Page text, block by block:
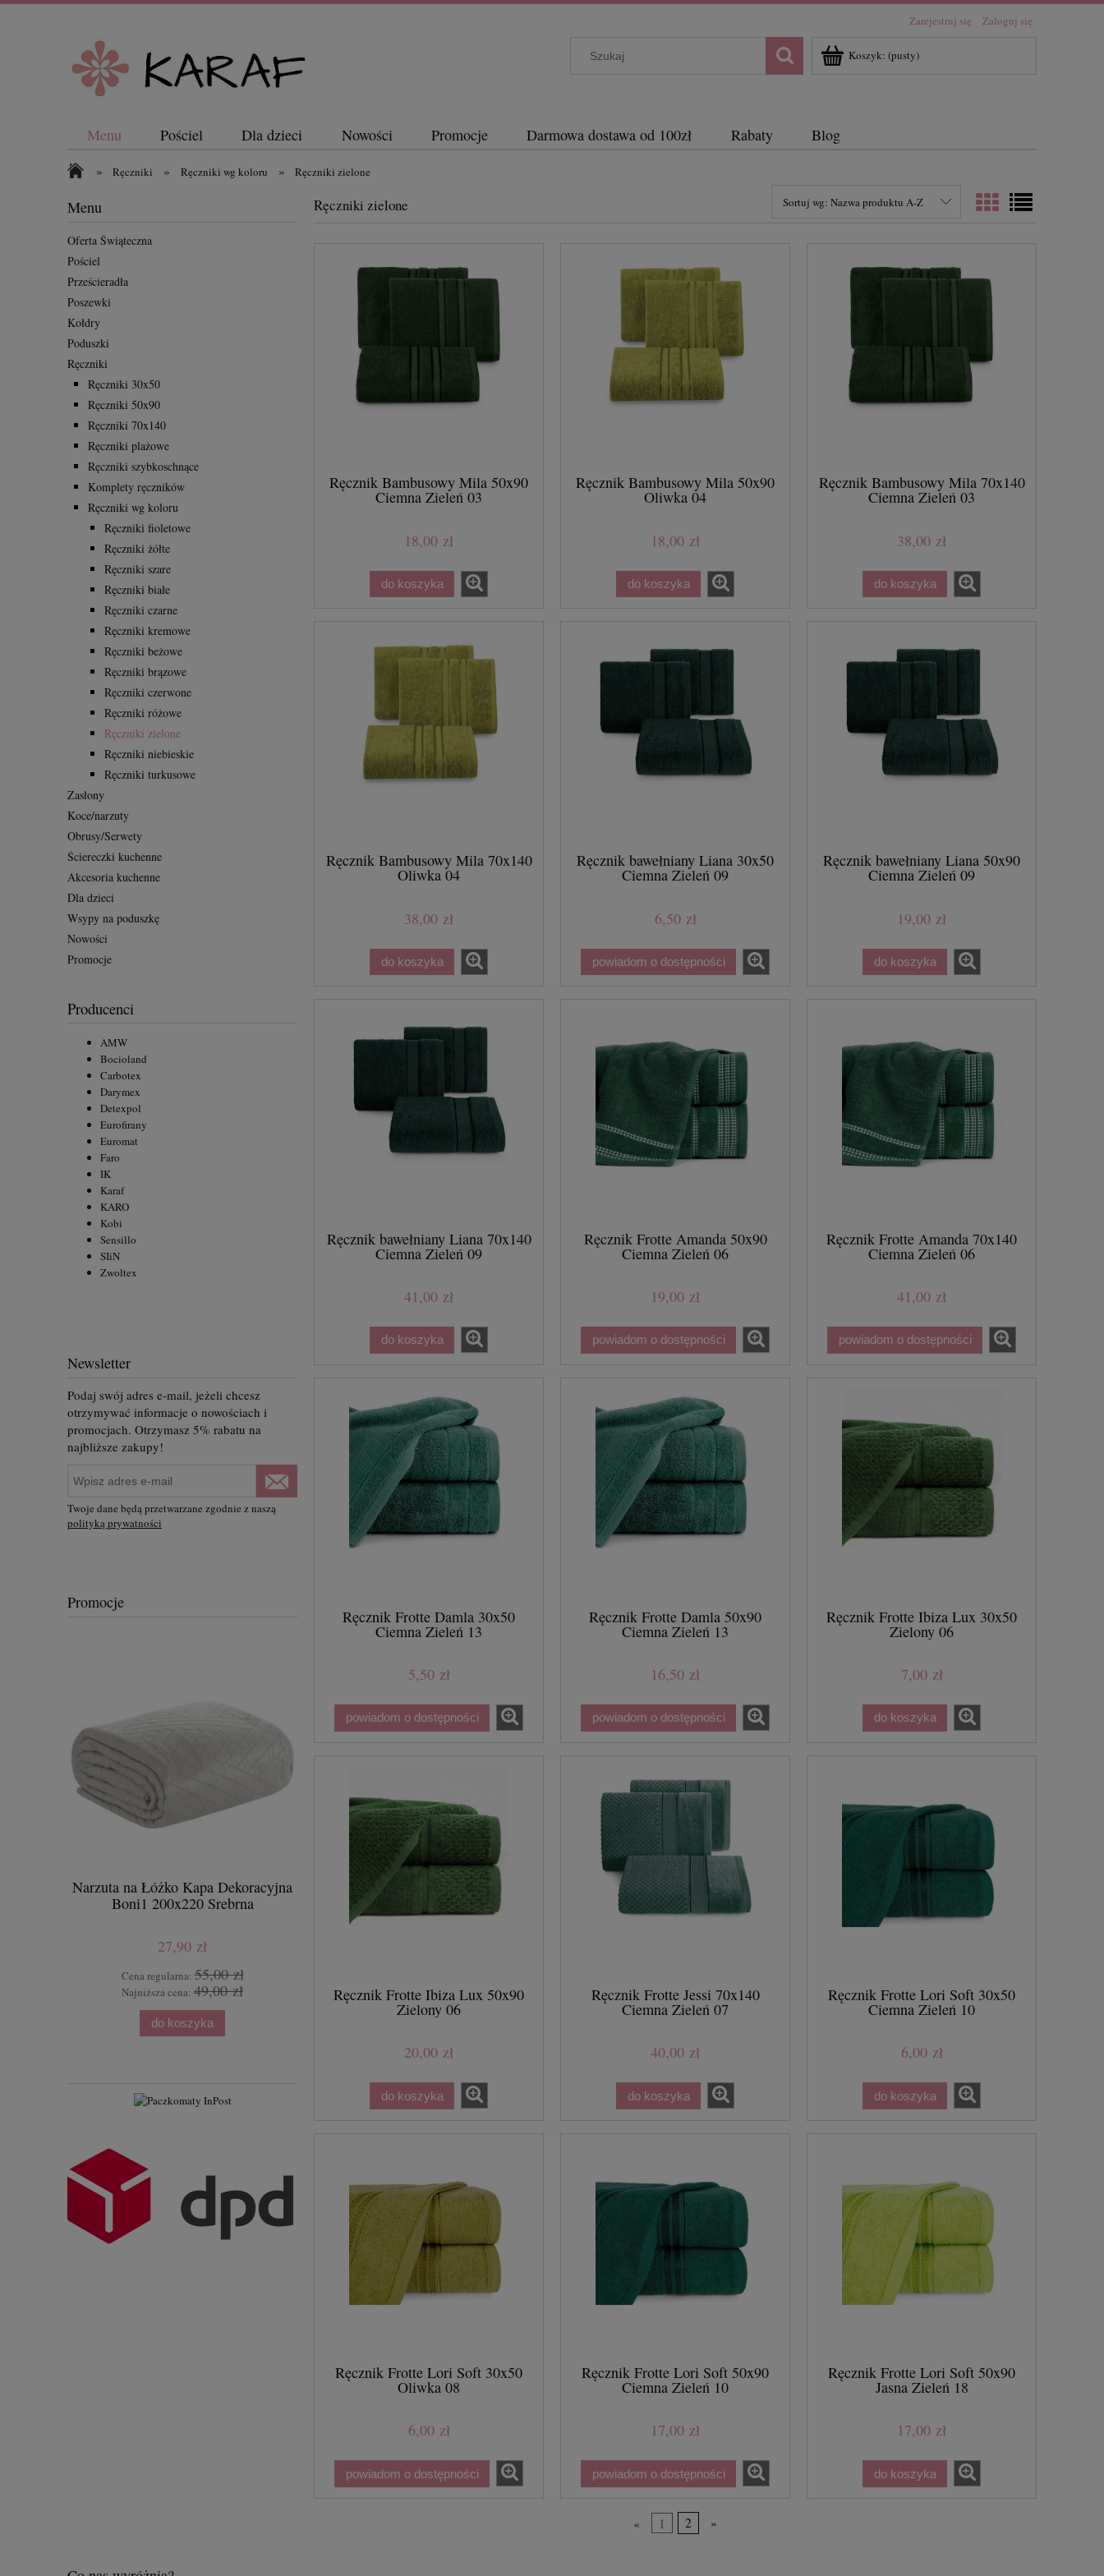
Zarejestruj się Zaloguj się
Koszyk: (pusty)
Menu Pościel Dla dzieci Nowości Promocje Darmowa dostawa od 100zł Rabaty Blog
» Ręczniki » Ręczniki wg koloru » Ręczniki zielone
Menu
Oferta Świąteczna
Pościel
Prześcieradła
Poszewki
Kołdry
Poduszki
Ręczniki
Ręczniki 30x50
Ręczniki 50x90
Ręczniki 70x140
Ręczniki plażowe
Ręczniki szybkoschnące
Komplety ręczników
Ręczniki wg koloru
Ręczniki fioletowe
Ręczniki żółte
Ręczniki szare
Ręczniki białe
Ręczniki czarne
Ręczniki kremowe
Ręczniki beżowe
Ręczniki brązowe
Ręczniki czerwone
Ręczniki różowe
Ręczniki zielone
Ręczniki niebieskie
Ręczniki turkusowe
Zasłony
Koce/narzuty
Obrusy/Serwety
Ściereczki kuchenne
Akcesoria kuchenne
Dla dzieci
Wsypy na poduszkę
Nowości
Promocje
Producenci
AMW
Bocioland
Carbotex
Darymex
Detexpol
Eurofirany
Euromat
Faro
IK
Karaf
KARO
Kobi
Sensillo
SIiN
Zwoltex
Newsletter
Podaj swój adres e-mail, jeżeli chcesz
otrzymywać informacje o nowościach i
promocjach. Otrzymasz 5% rabatu na
najbliższe zakupy!
Twoje dane będą przetwarzane zgodnie z naszą
polityką prywatności
Promocje
Narzuta na Łóżko Kapa Dekoracyjna
Boni1 200x220 Srebrna
27,90 zł
Cena regularna:55,00 zł
Najniższa cena: 49,00 zł
do koszyka
Narzuta na Łóżko Kapa Dekoracyjna
Boni1 170x210 Ciemny Turkus
Najniższa cena: 49,00 zł
Ręczniki zielone Sortuj wg: Nazwa produktu A-Z
Ręcznik Bambusowy Mila 50x90
Ciemna Zieleń 03
18,00 zł
do koszyka
Ręcznik Bambusowy Mila 50x90
Oliwka 04
18,00 zł
do koszyka
Ręcznik Bambusowy Mila 70x140
Ciemna Zieleń 03
38,00 zł
do koszyka
Ręcznik Bambusowy Mila 70x140
Oliwka 04
38,00 zł
do koszyka
Ręcznik bawełniany Liana 30x50
Ciemna Zieleń 09
6,50 zł
powiadom o dostępności
Ręcznik bawełniany Liana 50x90
Ciemna Zieleń 09
19,00 zł
do koszyka
Ręcznik bawełniany Liana 70x140
Ciemna Zieleń 09
41,00 zł
do koszyka
Ręcznik Frotte Amanda 50x90
Ciemna Zieleń 06
19,00 zł
powiadom o dostępności
Ręcznik Frotte Amanda 70x140
Ciemna Zieleń 06
41,00 zł
powiadom o dostępności
Ręcznik Frotte Damla 30x50
Ciemna Zieleń 13
5,50 zł
powiadom o dostępności
Ręcznik Frotte Damla 50x90
Ciemna Zieleń 13
16,50 zł
powiadom o dostępności
Ręcznik Frotte Ibiza Lux 30x50
Zielony 06
7,00 zł
do koszyka
Ręcznik Frotte Ibiza Lux 50x90
Zielony 06
20,00 zł
do koszyka
Ręcznik Frotte Jessi 70x140
Ciemna Zieleń 07
40,00 zł
do koszyka
Ręcznik Frotte Lori Soft 30x50
Ciemna Zieleń 10
6,00 zł
do koszyka
Ręcznik Frotte Lori Soft 30x50
Oliwka 08
6,00 zł
powiadom o dostępności
Ręcznik Frotte Lori Soft 50x90
Ciemna Zieleń 10
17,00 zł
powiadom o dostępności
Ręcznik Frotte Lori Soft 50x90
Jasna Zieleń 18
17,00 zł
do koszyka
« 1 2 »